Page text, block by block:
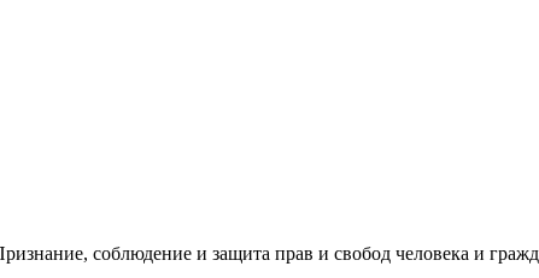
соблюдение и защита прав и свобод человека и